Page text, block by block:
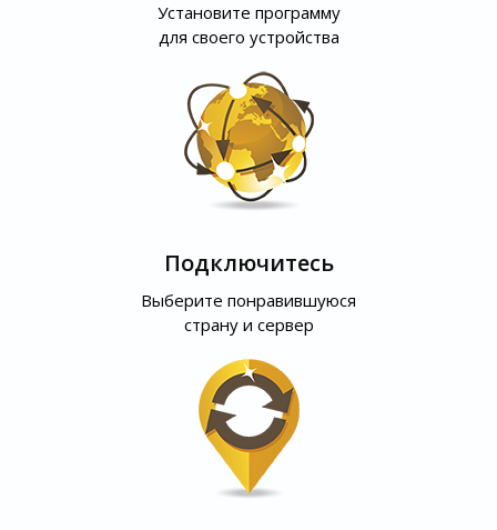
Установите программу
для своего устройства
Подключитесь
Выберите понравившуюся
страну и сервер